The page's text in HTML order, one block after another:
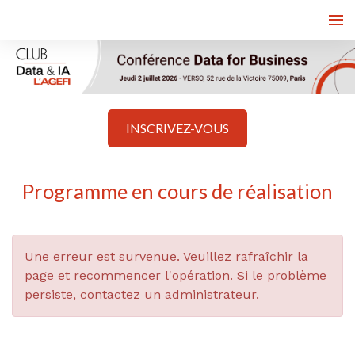
INSCRIVEZ-VOUS
Programme en cours de réalisation
Une erreur est survenue. Veuillez rafraîchir la
page et recommencer l'opération. Si le problème
persiste, contactez un administrateur.